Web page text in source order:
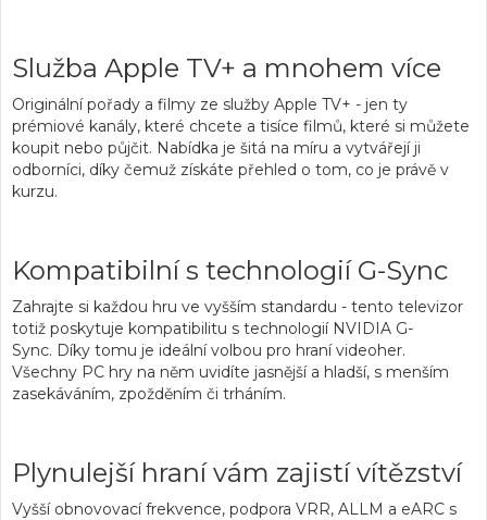
Služba Apple TV+ a mnohem více
Originální pořady a filmy ze služby Apple TV+ - jen ty
prémiové kanály, které chcete a tisíce filmů, které si můžete
koupit nebo půjčit. Nabídka je šitá na míru a vytvářejí ji
odborníci, díky čemuž získáte přehled o tom, co je právě v
kurzu.
Kompatibilní s technologií G-Sync
Zahrajte si každou hru ve vyšším standardu - tento televizor
totiž poskytuje kompatibilitu s technologií NVIDIA G-
Sync. Díky tomu je ideální volbou pro hraní videoher.
Všechny PC hry na něm uvidíte jasnější a hladší, s menším
zasekáváním, zpožděním či trháním.
Plynulejší hraní vám zajistí vítězství
Vyšší obnovovací frekvence, podpora VRR, ALLM a eARC s